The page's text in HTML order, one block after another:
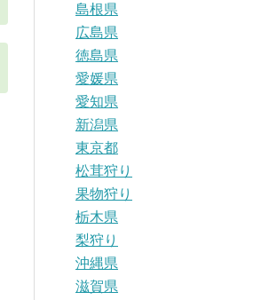
島根県
広島県
徳島県
愛媛県
愛知県
新潟県
東京都
松茸狩り
果物狩り
栃木県
梨狩り
沖縄県
滋賀県